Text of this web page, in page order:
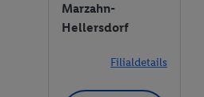
Marzahn-
Hellersdorf
Filialdetails